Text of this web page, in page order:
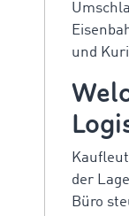
und
der
Büro